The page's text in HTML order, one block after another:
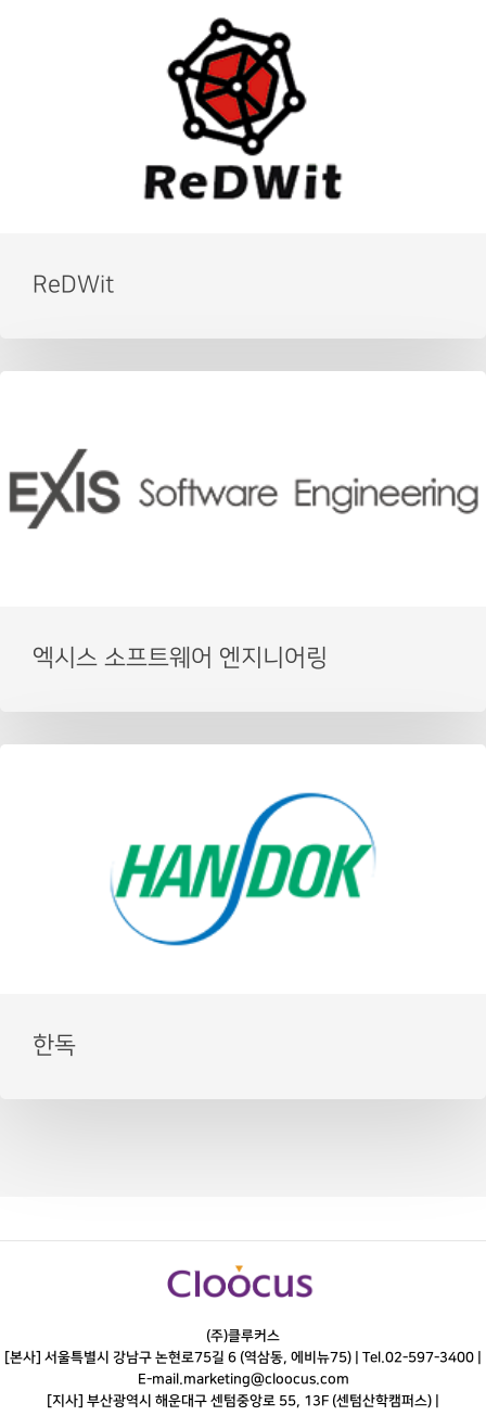
ReDWit
엑시스 소프트웨어 엔지니어링
한독
(주)클루커스
[본사] 서울특별시 강남구 논현로75길 6 (역삼동, 에비뉴75) | Tel.02-597-3400
E-mail. marketing@cloocus.com
[지사] 부산광역시 해운대구 센텀중앙로 55, 13F (센텀산학캠퍼스) |